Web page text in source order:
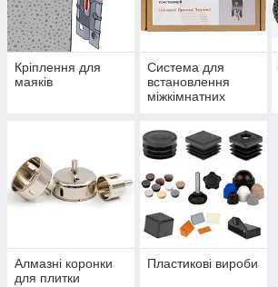
Кріплення для
маяків
Система для
встановлення
міжкімнатних
Алмазні коронки
для плитки
Пластикові вироби